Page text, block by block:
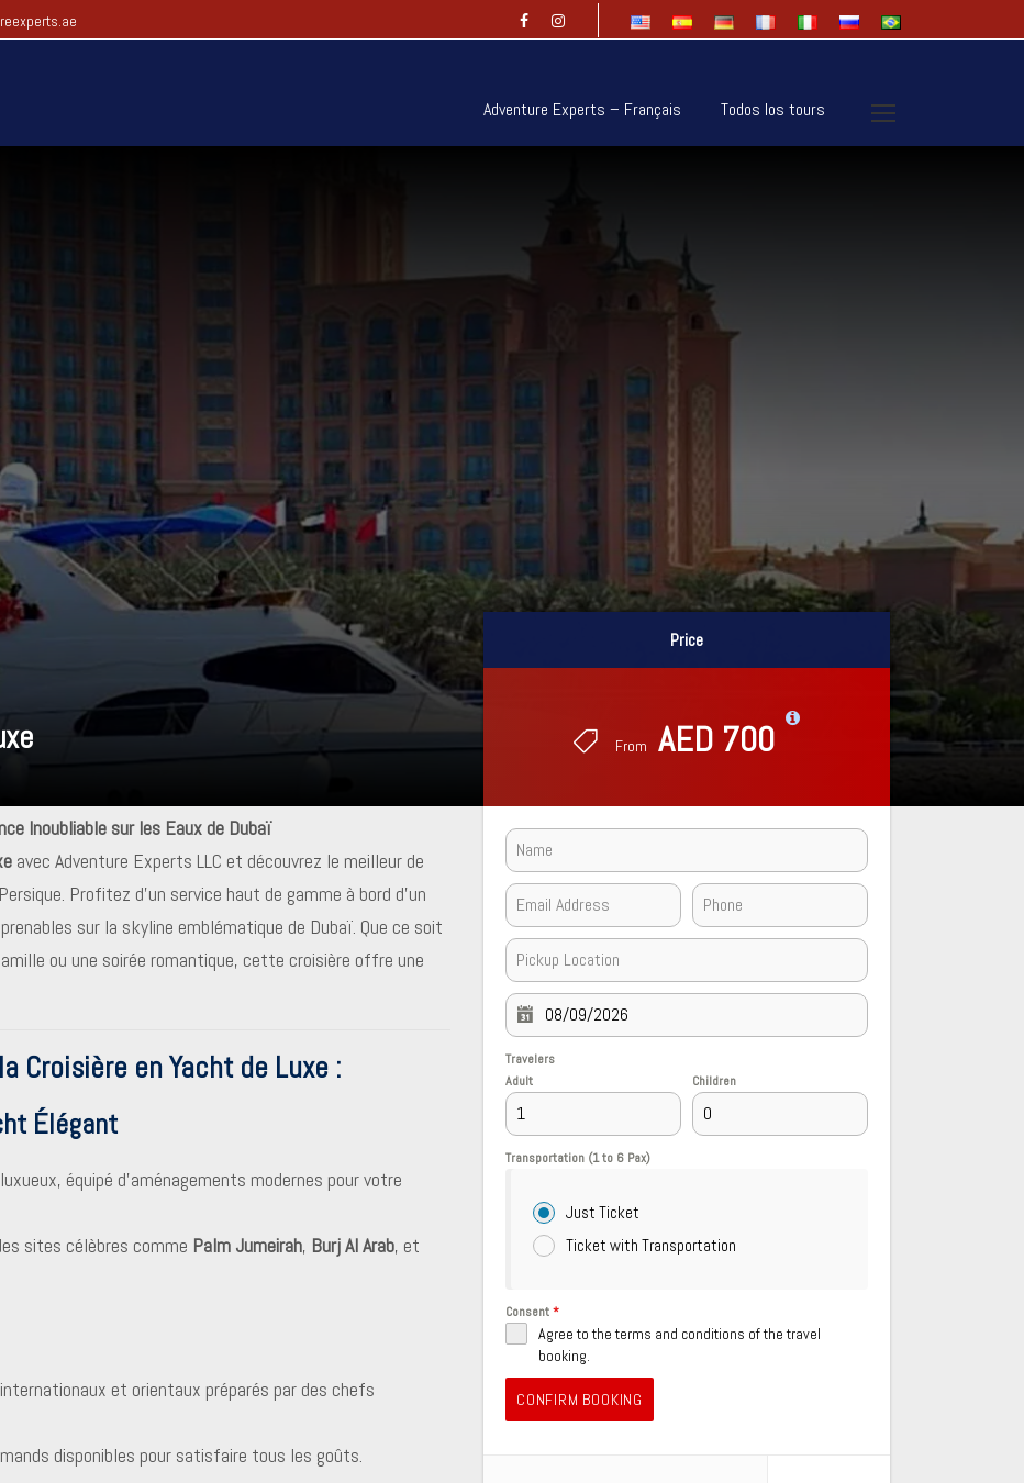
Adventure Experts – Français Todos los tours
Price
From AED 700
Price
From AED 700
Travelers
Adult
Children
Transportation (1 to 6 Pax)
Just Ticket
Ticket with Transportation
Consent*
Agree to the terms and conditions of the travel
booking.
CONFIRM BOOKING
Inoubliable sur les Eaux de Dubaï
avec Adventure Experts LLC et découvrez le meilleur de
Profitez d’un service haut de gamme à bord d’un
sur la skyline emblématique de Dubaï. Que ce soit
ou une soirée romantique, cette croisière offre une
Croisière en Yacht de Luxe :
Élégant
équipé d’aménagements modernes pour votre
sites célèbres comme Palm Jumeirah, Burj Al Arab, et
et orientaux préparés par des chefs
disponibles pour satisfaire tous les goûts.